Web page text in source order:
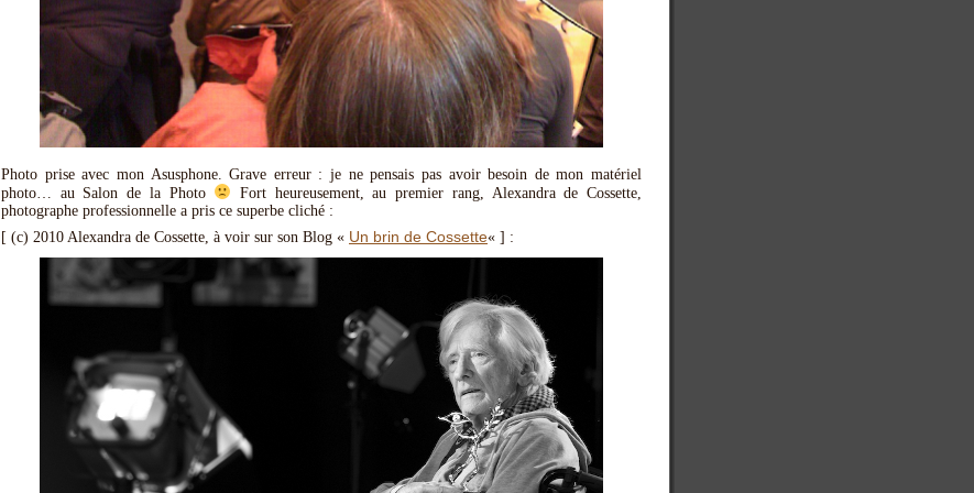
Photo prise avec mon Asusphone. Grave erreur : je ne pensais pas avoir besoin de mon matériel
photo… au Salon de la Photo
Fort heureusement, au premier rang, Alexandra de Cossette,
photographe professionnelle a pris ce superbe cliché :
[ (c) 2010 Alexandra de Cossette, à voir sur son Blog « Un brin de Cossette« ] :